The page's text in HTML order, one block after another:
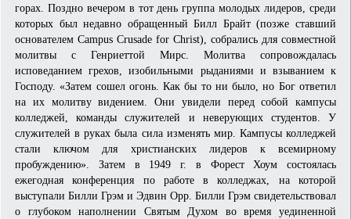
горах. Поздно вечером в тот день группа молодых лидеров, среди
которых был недавно обращенный Билл Брайт (позже ставший
основателем Campus Crusade for Christ), собрались для совместной
молитвы с Генриеттой Мирс. Молитва сопровождалась
исповеданием грехов, изобильными рыданиями и взыванием к
Господу. «Затем сошел огонь. Как бы то ни было, но Бог ответил
на их молитву видением. Они увидели перед собой кампусы
колледжей, команды служителей и неверующих студентов. У
служителей в руках была сила изменять мир. Кампусы колледжей
стали ключом для христианских лидеров к всемирному
пробуждению». Затем в 1949 г. в Форест Хоум состоялась
ежегодная конференция по работе в колледжах, на которой
выступали Билли Грэм и Эдвин Орр. Билли Грэм свидетельствовал
о глубоком наполнении Святым Духом во время уединенной